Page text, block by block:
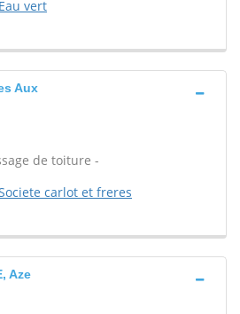
Eau vert
Aux
de toiture -
carlot et freres
Aze